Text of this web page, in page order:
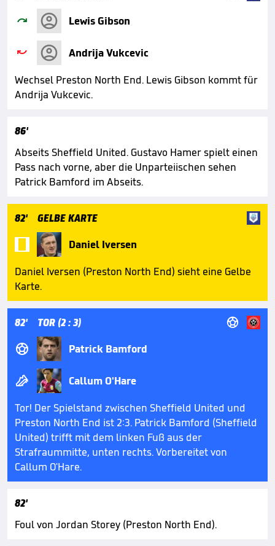
 Lewis Gibson

Andrija Vukcevic
Wechsel Preston North End. Lewis Gibson kommt für
Andrija Vukcevic.
86'
Abseits Sheffield United. Gustavo Hamer spielt einen
Pass nach vorne, aber die Unparteiischen sehen
Patrick Bamford im Abseits.
82' GELBE KARTE
Daniel Iversen
Daniel Iversen (Preston North End) sieht eine Gelbe
Karte.
82' TOR (2 : 3) 
 Patrick Bamford

Callum O'Hare
Tor! Der Spielstand zwischen Sheffield United und
Preston North End ist 2:3. Patrick Bamford (Sheffield
United) trifft mit dem linken Fuß aus der
Strafraummitte, unten rechts. Vorbereitet von
Callum O'Hare.
82'
Foul von Jordan Storey (Preston North End).